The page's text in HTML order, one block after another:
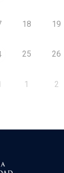
18 19
25 26
1 2